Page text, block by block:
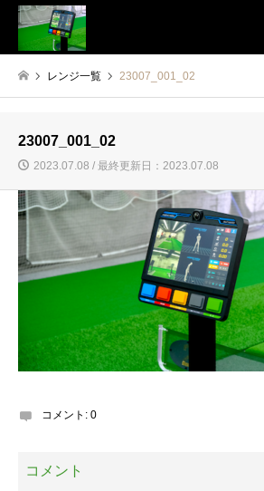
レンジ一覧 23007_001_02
23007_001_02
2023.07.08 / 最終更新日：2023.07.08
コメント: 0
コメント